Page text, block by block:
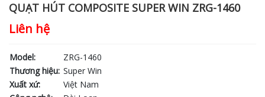
QUẠT HÚT COMPOSITE SUPER WIN ZRG-1460
Liên hệ
Model:
ZRG-1460
Thương hiệu: Super Win
Xuất xứ:
Việt Nam